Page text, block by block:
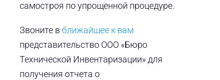
самостроя по упрощенной процедуре.
Звоните в ближайшее к вам
представительство ООО «Бюро
Технической Инвентаризации» для
получения отчета о